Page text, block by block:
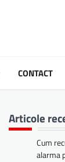
CONTACT
Articole
Cum
alarma